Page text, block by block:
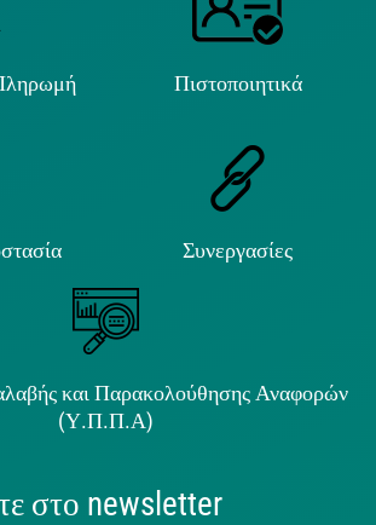
Πιστοποιητικά
Συνεργασίες
και Παρακολούθησης Αναφορών
(Υ.Π.Π.Α)
στο newsletter